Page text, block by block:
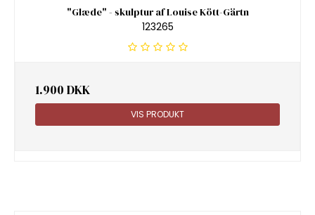
"Glæde" - skulptur af Louise Kött-Gärtn
123265
1.900 DKK
VIS PRODUKT